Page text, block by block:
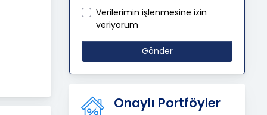
ortaklarımız, mevcut ve aday
çalışanlarımız, mevcut ve
potansiyel müşterilerimiz, şirket
hissedarlarımız, ziyaretçilerimiz
bilgilendirilerek şeffaflığın
Verilerimin işlenmesine izin
veriyorum
Gönder
Onaylı Portföyler